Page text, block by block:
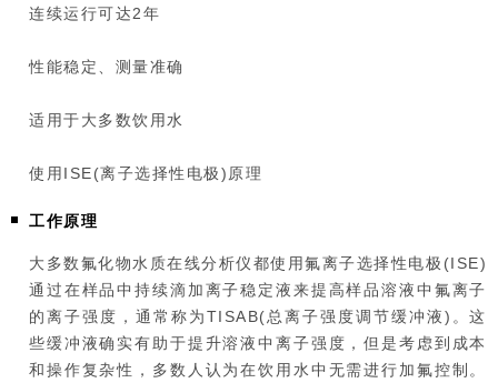
连续运行可达2年
性能稳定、测量准确
适用于大多数饮用水
使用ISE(离子选择性电极)原理
工作原理
大多数氟化物水质在线分析仪都使用氟离子选择性电极(ISE)
通过在样品中持续滴加离子稳定液来提高样品溶液中氟离子
的离子强度，通常称为TISAB(总离子强度调节缓冲液)。这
些缓冲液确实有助于提升溶液中离子强度，但是考虑到成本
和操作复杂性，多数人认为在饮用水中无需进行加氟控制。